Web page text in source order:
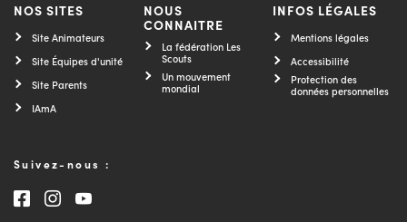
NOS SITES
Site Animateurs
Site Équipes d'unité
Site Parents
IAmA
NOUS
CONNAITRE
La fédération Les
Scouts
Un mouvement
mondial
INFOS LÉGALES
Mentions légales
Accessibilité
Protection des
données personnelles
Suivez-nous :
Consultez notre page Facebook
Consultez notre page Instagram
Consultez notre chaîne Youtube